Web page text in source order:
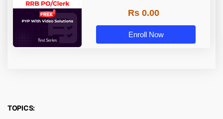
Rs 0.00
Enroll Now
TOPICS: